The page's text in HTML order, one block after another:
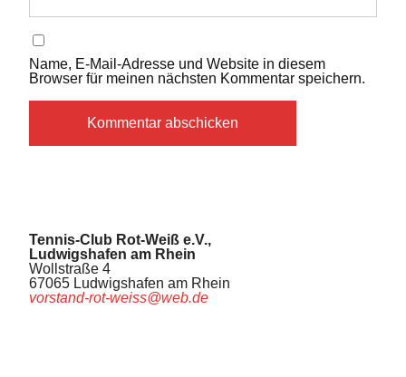
Name, E-Mail-Adresse und Website in diesem
Browser für meinen nächsten Kommentar speichern.
Tennis-Club Rot-Weiß e.V.,
Ludwigshafen am Rhein
Wollstraße 4
67065 Ludwigshafen am Rhein
vorstand-rot-weiss@web.de